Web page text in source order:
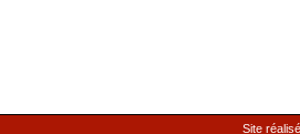
Site